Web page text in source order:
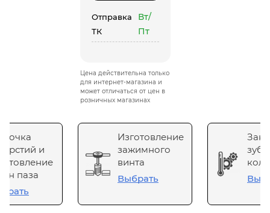
Отправка
ТК
Вт/
Пт
Цена действительна только
для интернет-магазина и
может отличаться от цен в
розничных магазинах
и
паза
Изготовление
зажимного
винта
Выбрать